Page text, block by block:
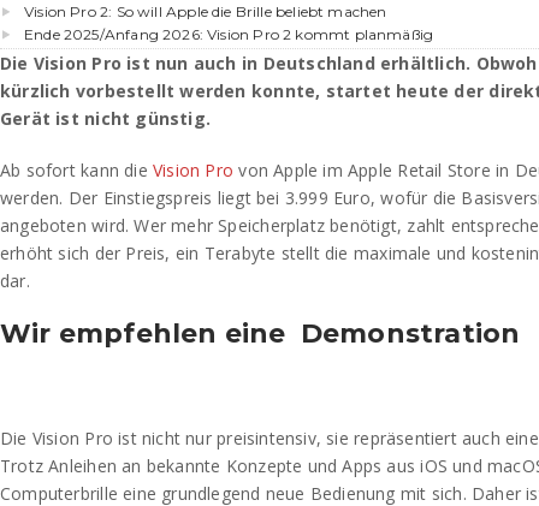
Vision Pro 2: So will Apple die Brille beliebt machen
Ende 2025/Anfang 2026: Vision Pro 2 kommt planmäßig
Die Vision Pro ist nun auch in Deutschland erhältlich.
kürzlich vorbestellt werden konnte, startet heute der
Gerät ist nicht günstig.
Ab sofort kann die Vision Pro von Apple im Apple Retail Store in
werden. Der Einstiegspreis liegt bei 3.999 Euro, wofür die
angeboten wird. Wer mehr Speicherplatz benötigt, zahlt
erhöht sich der Preis, ein Terabyte stellt die maximale und
dar.
Wir empfehlen eine Demonstration
Die Vision Pro ist nicht nur preisintensiv, sie repräsentiert auch
Trotz Anleihen an bekannte Konzepte und Apps aus iOS und
Computerbrille eine grundlegend neue Bedienung mit sich. Daher